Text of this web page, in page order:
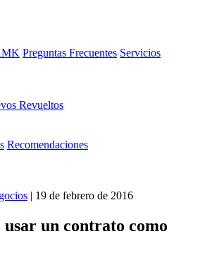
Preguntas Frecuentes Servicios
Revueltos
Recomendaciones
| 19 de febrero de 2016
usar un contrato como